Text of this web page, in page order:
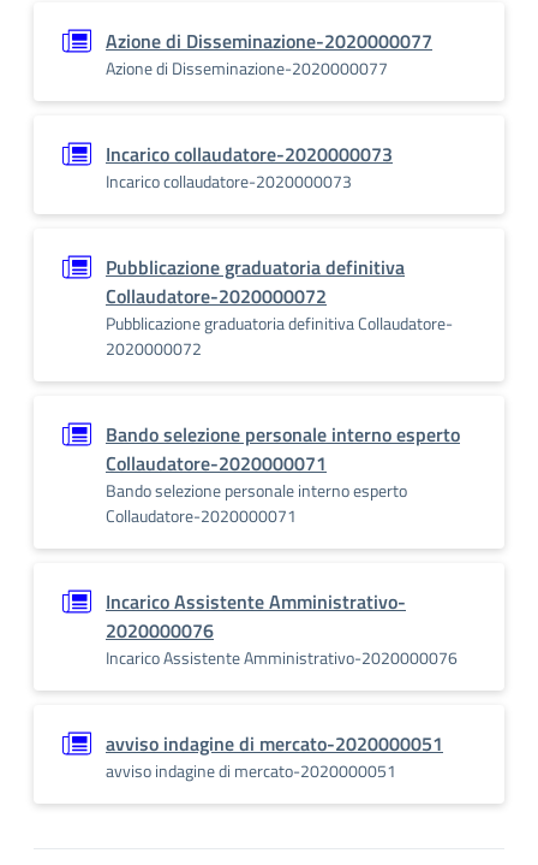
Azione di Disseminazione-2020000077
Azione di Disseminazione-2020000077
Incarico collaudatore-2020000073
Incarico collaudatore-2020000073
Pubblicazione graduatoria definitiva
Collaudatore-2020000072
Pubblicazione graduatoria definitiva Collaudatore-
2020000072
Bando selezione personale interno esperto
Collaudatore-2020000071
Bando selezione personale interno esperto
Collaudatore-2020000071
Incarico Assistente Amministrativo-
2020000076
Incarico Assistente Amministrativo-2020000076
avviso indagine di mercato-2020000051
avviso indagine di mercato-2020000051